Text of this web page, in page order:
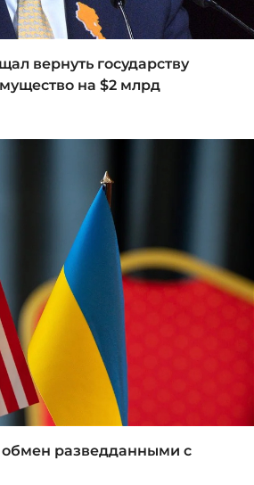
вернуть государству
на $2 млрд
разведданными с